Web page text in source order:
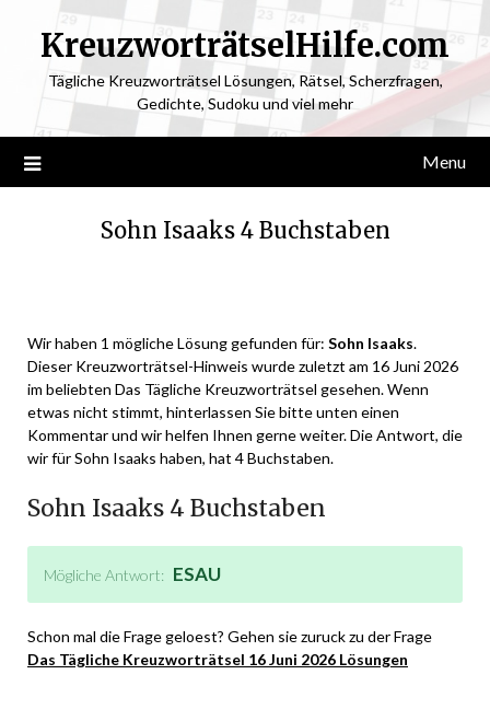
KreuzworträtselHilfe.com
Tägliche Kreuzworträtsel Lösungen, Rätsel, Scherzfragen,
Gedichte, Sudoku und viel mehr
Menu
Sohn Isaaks 4 Buchstaben
June
15,
2026
Wir haben 1 mögliche Lösung gefunden für: Sohn Isaaks.
Dieser Kreuzworträtsel-Hinweis wurde zuletzt am 16 Juni 2026
im beliebten Das Tägliche Kreuzworträtsel gesehen. Wenn
etwas nicht stimmt, hinterlassen Sie bitte unten einen
Kommentar und wir helfen Ihnen gerne weiter. Die Antwort, die
wir für Sohn Isaaks haben, hat 4 Buchstaben.
Sohn Isaaks 4 Buchstaben
Mögliche Antwort: ESAU
Schon mal die Frage geloest? Gehen sie zuruck zu der Frage
Das Tägliche Kreuzworträtsel 16 Juni 2026 Lösungen